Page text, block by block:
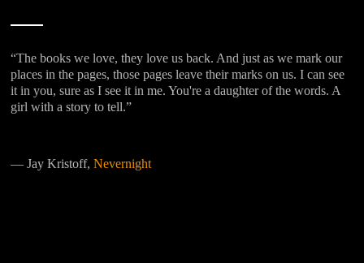
“The books we love, they love us back. And just as we mark our
places in the pages, those pages leave their marks on us. I can see
it in you, sure as I see it in me. You're a daughter of the words. A
girl with a story to tell.”
―Jay Kristoff,Nevernight